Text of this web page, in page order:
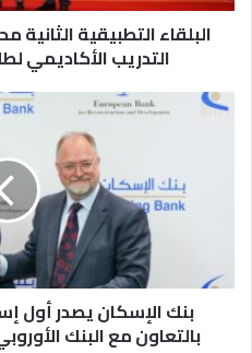
ل
ي
ن
البلقاء التطبيقية الثانية
التدريب الأكاديمي
ا
بنك الإسكان يصدر أول
بالتعاون مع البنك